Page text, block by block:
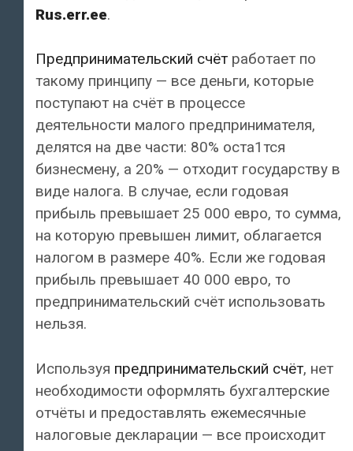
Rus.err.ee.
Предпринимательский счёт работает по
такому принципу — все деньги, которые
поступают на счёт в процессе
деятельности малого предпринимателя,
делятся на две части: 80% оста1тся
бизнесмену, а 20% — отходит государству в
виде налога. В случае, если годовая
прибыль превышает 25 000 евро, то сумма,
на которую превышен лимит, облагается
налогом в размере 40%. Если же годовая
прибыль превышает 40 000 евро, то
предпринимательский счёт использовать
нельзя.
Используя предпринимательский счёт, нет
необходимости оформлять бухгалтерские
отчёты и предоставлять ежемесячные
налоговые декларации — все происходит